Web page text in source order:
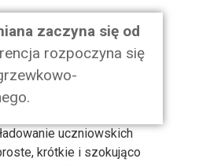
zaczyna się od
rozpoczyna się
uczniowskich
krótkie i szokująco